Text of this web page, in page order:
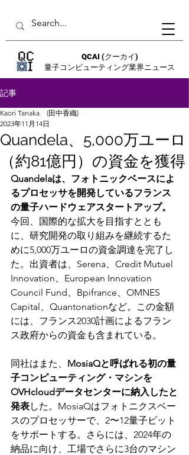
QCAI (クーカイ)
量子コンピューティング業界ニュース
記事
Quandela、5,000万ユーロ
（約81億円）の資金を獲得
Kaori Tanaka (田中香織)
2023年11月14日
Quandelaは、フォトニックベースによ
るプロセッサを開発しているフランス
の量子ハードウェアスタートアップ。
今回、国際的な拡大を目指すととも
に、研究開発の取り組みを継続するた
めに5,000万ユーロの資金調達を完了し
た。出資者は、Serena、Credit Mutuel
Innovation、European Innovation
Council Fund、Bpifrance、OMNES
Capital、Quantonationなど。この金額
には、フランス2030計画によるフラン
ス政府からの資金も含まれている。
同社はまた、 MosiaQと呼ばれる初の量
子コンピューティング・マシンを
OVHcloudデータセンターに納入したと
発表した。MosiaQはフォトニクスベー
スのプロセッサーで、2〜12量子ビット
をサポートする。さらには、2024年の
納品に向け、工場でさらに3台のマシン